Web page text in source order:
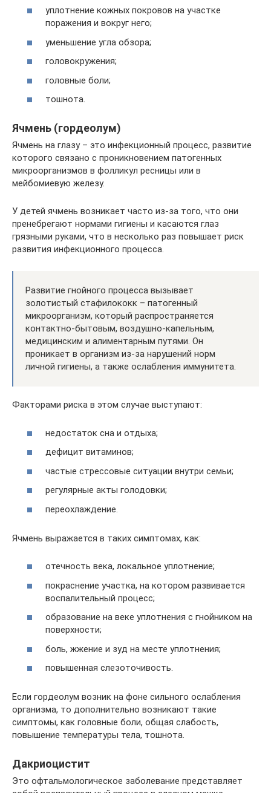
уплотнение кожных покровов на участке
поражения и вокруг него;
уменьшение угла обзора;
головокружения;
головные боли;
тошнота.
Ячмень (гордеолум)
Ячмень на глазу – это инфекционный процесс, развитие
которого связано с проникновением патогенных
микроорганизмов в фолликул ресницы или в
мейбомиевую железу.
У детей ячмень возникает часто из-за того, что они
пренебрегают нормами гигиены и касаются глаз
грязными руками, что в несколько раз повышает риск
развития инфекционного процесса.
Развитие гнойного процесса вызывает
золотистый стафилококк – патогенный
микроорганизм, который распространяется
контактно-бытовым, воздушно-капельным,
медицинским и алиментарным путями. Он
проникает в организм из-за нарушений норм
личной гигиены, а также ослабления иммунитета.
Факторами риска в этом случае выступают:
недостаток сна и отдыха;
дефицит витаминов;
частые стрессовые ситуации внутри семьи;
регулярные акты голодовки;
переохлаждение.
Ячмень выражается в таких симптомах, как:
отечность века, локальное уплотнение;
покраснение участка, на котором развивается
воспалительный процесс;
образование на веке уплотнения с гнойником на
поверхности;
боль, жжение и зуд на месте уплотнения;
повышенная слезоточивость.
Если гордеолум возник на фоне сильного ослабления
организма, то дополнительно возникают такие
симптомы, как головные боли, общая слабость,
повышение температуры тела, тошнота.
Дакриоцистит
Это офтальмологическое заболевание представляет